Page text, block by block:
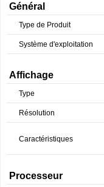
Général
Type de Produit
Système d'exploitation
Affichage
Type
Résolution
Caractéristiques
Processeur